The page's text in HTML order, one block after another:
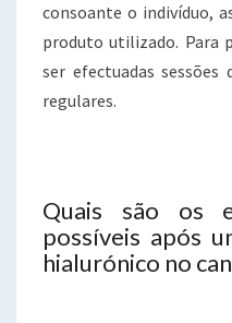
consoante o indivíduo,
produto utilizado. Para
ser efectuadas
regulares.
Quais são os
possíveis após
hialurónico no